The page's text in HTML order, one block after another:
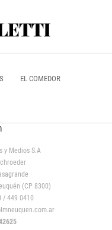
EL COMEDOR
y Medios S.A
(CP 8300)
/ 449 0410